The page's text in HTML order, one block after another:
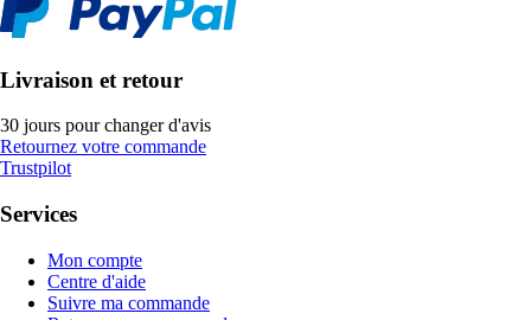
Livraison et retour
30 jours pour changer d'avis
Retournez votre commande
Trustpilot
Services
Mon compte
Centre d'aide
Suivre ma commande